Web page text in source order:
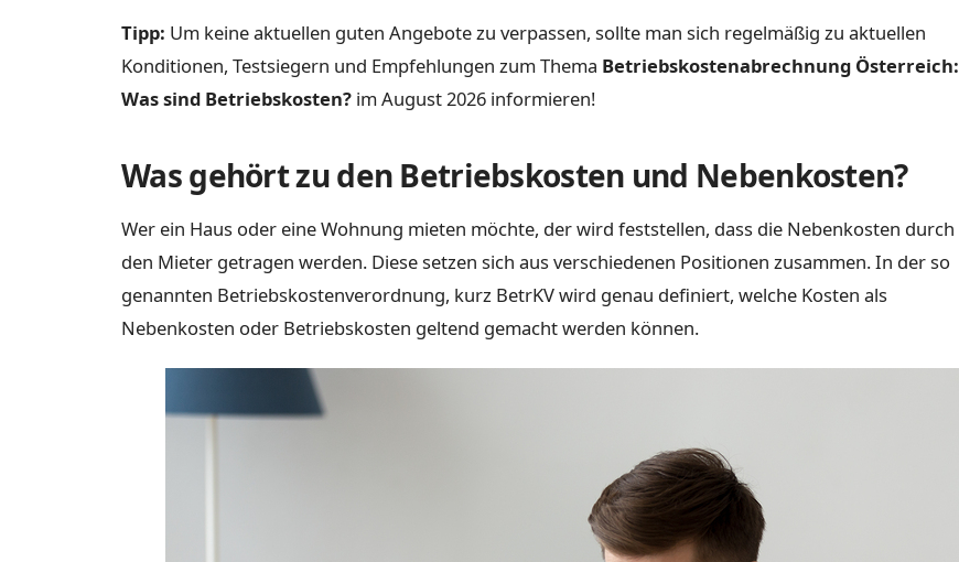
Tipp: Um keine aktuellen guten Angebote zu verpassen, sollte man sich regelmäßig zu aktuellen
Konditionen, Testsiegern und Empfehlungen zum Thema Betriebskostenabrechnung Österreich:
Was sind Betriebskosten? im August 2026 informieren!
Was gehört zu den Betriebskosten und Nebenkosten?
Wer ein Haus oder eine Wohnung mieten möchte, der wird feststellen, dass die Nebenkosten durch
den Mieter getragen werden. Diese setzen sich aus verschiedenen Positionen zusammen. In der so
genannten Betriebskostenverordnung, kurz BetrKV wird genau definiert, welche Kosten als
Nebenkosten oder Betriebskosten geltend gemacht werden können.